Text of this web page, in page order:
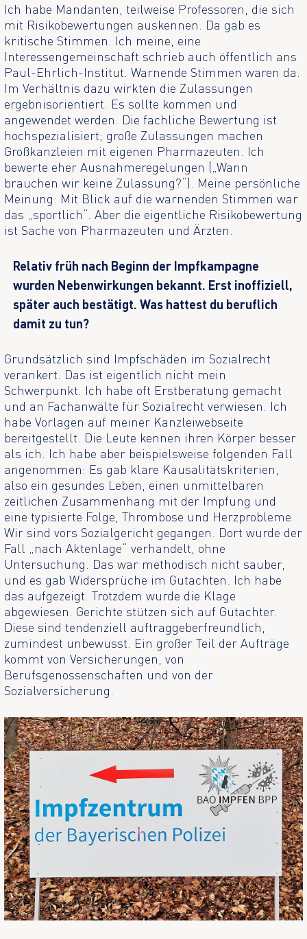
Ich habe Mandanten, teilweise Professoren, die sich
mit Risikobewertungen auskennen. Da gab es
kritische Stimmen. Ich meine, eine
Interessengemeinschaft schrieb auch öffentlich ans
Paul-Ehrlich-Institut. Warnende Stimmen waren da.
Im Verhältnis dazu wirkten die Zulassungen
ergebnisorientiert. Es sollte kommen und
angewendet werden. Die fachliche Bewertung ist
hochspezialisiert; große Zulassungen machen
Großkanzleien mit eigenen Pharmazeuten. Ich
bewerte eher Ausnahmeregelungen („Wann
brauchen wir keine Zulassung?“). Meine persönliche
Meinung: Mit Blick auf die warnenden Stimmen war
das „sportlich“. Aber die eigentliche Risikobewertung
ist Sache von Pharmazeuten und Ärzten.
Relativ früh nach Beginn der Impfkampagne
wurden Nebenwirkungen bekannt. Erst inoffiziell,
später auch bestätigt. Was hattest du beruflich
damit zu tun?
Grundsätzlich sind Impfschäden im Sozialrecht
verankert. Das ist eigentlich nicht mein
Schwerpunkt. Ich habe oft Erstberatung gemacht
und an Fachanwälte für Sozialrecht verwiesen. Ich
habe Vorlagen auf meiner Kanzleiwebseite
bereitgestellt. Die Leute kennen ihren Körper besser
als ich. Ich habe aber beispielsweise folgenden Fall
angenommen: Es gab klare Kausalitätskriterien,
also ein gesundes Leben, einen unmittelbaren
zeitlichen Zusammenhang mit der Impfung und
eine typisierte Folge, Thrombose und Herzprobleme.
Wir sind vors Sozialgericht gegangen. Dort wurde der
Fall „nach Aktenlage“ verhandelt, ohne
Untersuchung. Das war methodisch nicht sauber,
und es gab Widersprüche im Gutachten. Ich habe
das aufgezeigt. Trotzdem wurde die Klage
abgewiesen. Gerichte stützen sich auf Gutachter.
Diese sind tendenziell auftraggeberfreundlich,
zumindest unbewusst. Ein großer Teil der Aufträge
kommt von Versicherungen, von
Berufsgenossenschaften und von der
Sozialversicherung.